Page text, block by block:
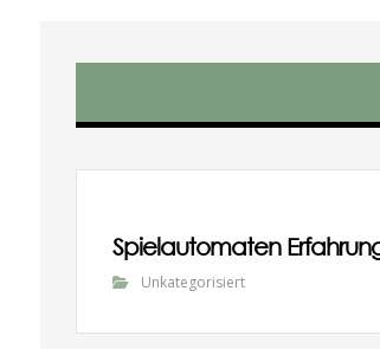
Spielautomaten
Unkategorisiert